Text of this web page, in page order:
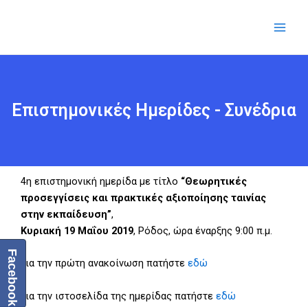
Επιστημονικές Ημερίδες - Συνέδρια
4η επιστημονική ημερίδα με τίτλο “Θεωρητικές
προσεγγίσεις και πρακτικές αξιοποίησης ταινίας
στην εκπαίδευση”,
Κυριακή 19 Μαΐου 2019, Ρόδος, ώρα έναρξης 9:00 π.μ.
Για την πρώτη ανακοίνωση πατήστε εδώ
Για την ιστοσελίδα της ημερίδας πατήστε εδώ
Facebook